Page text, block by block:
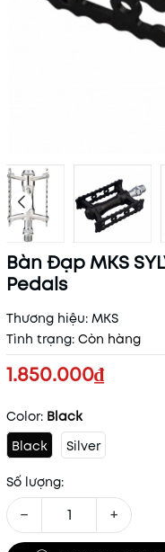
Bàn Đạp MKS
Pedals
Thương hiệu: MKS
Tình trạng: Còn hàng
1.850.000₫
Color: Black
Black
Silver
Số lượng:
− +